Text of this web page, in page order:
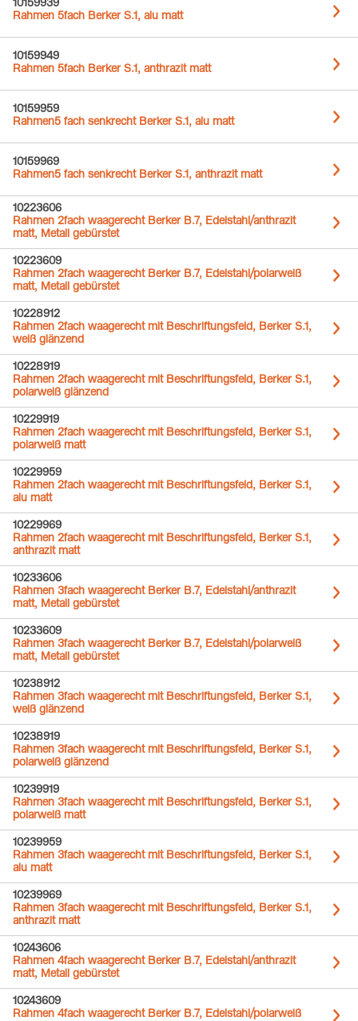
10159939
Rahmen 5fach Berker S.1, alu matt
10159949
Rahmen 5fach Berker S.1, anthrazit matt
10159959
Rahmen5 fach senkrecht Berker S.1, alu matt
10159969
Rahmen5 fach senkrecht Berker S.1, anthrazit matt
10223606
Rahmen 2fach waagerecht Berker B.7, Edelstahl/anthrazit
matt, Metall gebürstet
10223609
Rahmen 2fach waagerecht Berker B.7, Edelstahl/polarweiß
matt, Metall gebürstet
10228912
Rahmen 2fach waagerecht mit Beschriftungsfeld, Berker S.1,
weiß glänzend
10228919
Rahmen 2fach waagerecht mit Beschriftungsfeld, Berker S.1,
polarweiß glänzend
10229919
Rahmen 2fach waagerecht mit Beschriftungsfeld, Berker S.1,
polarweiß matt
10229959
Rahmen 2fach waagerecht mit Beschriftungsfeld, Berker S.1,
alu matt
10229969
Rahmen 2fach waagerecht mit Beschriftungsfeld, Berker S.1,
anthrazit matt
10233606
Rahmen 3fach waagerecht Berker B.7, Edelstahl/anthrazit
matt, Metall gebürstet
10233609
Rahmen 3fach waagerecht Berker B.7, Edelstahl/polarweiß
matt, Metall gebürstet
10238912
Rahmen 3fach waagerecht mit Beschriftungsfeld, Berker S.1,
weiß glänzend
10238919
Rahmen 3fach waagerecht mit Beschriftungsfeld, Berker S.1,
polarweiß glänzend
10239919
Rahmen 3fach waagerecht mit Beschriftungsfeld, Berker S.1,
polarweiß matt
10239959
Rahmen 3fach waagerecht mit Beschriftungsfeld, Berker S.1,
alu matt
10239969
Rahmen 3fach waagerecht mit Beschriftungsfeld, Berker S.1,
anthrazit matt
10243606
Rahmen 4fach waagerecht Berker B.7, Edelstahl/anthrazit
matt, Metall gebürstet
10243609
Rahmen 4fach waagerecht Berker B.7, Edelstahl/polarweiß